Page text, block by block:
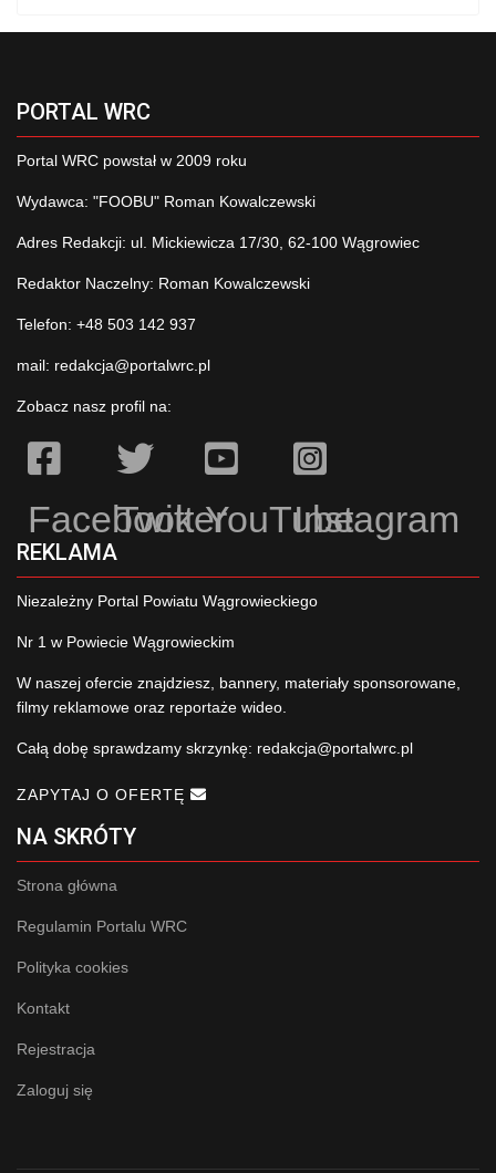
PORTAL WRC
Portal WRC powstał w 2009 roku
Wydawca: "FOOBU" Roman Kowalczewski
Adres Redakcji: ul. Mickiewicza 17/30, 62-100 Wągrowiec
Redaktor Naczelny: Roman Kowalczewski
Telefon: +48 503 142 937
mail: redakcja@portalwrc.pl
Zobacz nasz profil na:
Facebook
TwitterYouTubeInstagram
REKLAMA
Niezależny Portal Powiatu Wągrowieckiego
Nr 1 w Powiecie Wągrowieckim
W naszej ofercie znajdziesz, bannery, materiały sponsorowane,
filmy reklamowe oraz reportaże wideo.
Całą dobę sprawdzamy skrzynkę: redakcja@portalwrc.pl
ZAPYTAJ O OFERTĘ
NA SKRÓTY
Strona główna
Regulamin Portalu WRC
Polityka cookies
Kontakt
Rejestracja
Zaloguj się